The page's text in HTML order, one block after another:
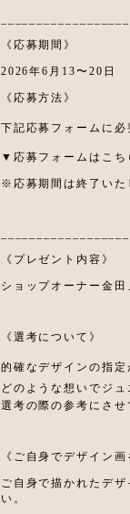
《応募期間》
2026年6月13〜20日
《応募方法》
下記応募フォームに必
▼応募フォームはこ
※応募期間は終了いた
《プレゼント内容》
ショップオーナー金
《選考について》
的確なデザインの指定
どのような想いでジ
選考の際の参考にさせ
《ご自身でデザイン
ご自身で描かれたデ
い。